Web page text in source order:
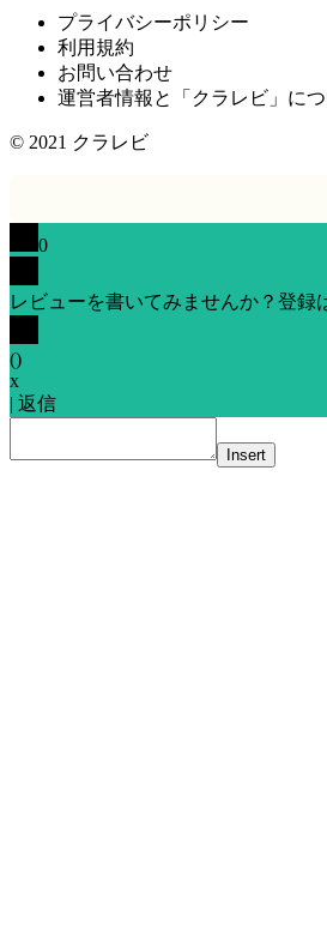
プライバシーポリシー
利用規約
お問い合わせ
運営者情報と「クラレビ」に
© 2021 クラレビ
0
レビューを書いてみませんか？登録
()
x
| 返信
Insert